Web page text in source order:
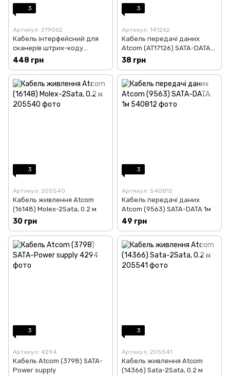
3
Артикул: 219062
Кабель інтерфейсний для
сканерів штрих-коду
Prologix BS-RS232
448 грн
3
Артикул: 141262
Кабель передачі даних
Atcom (AT17126) SATA-DATA
3.0, із застібкою, 50 см,
чорний
38 грн
3
Артикул: 205540
Кабель живлення Atcom
(16148) Molex-2Sata, 0.2 м
30 грн
3
Артикул: 540812
Кабель передачі даних
Atcom (9563) SATA-DATA 1м
49 грн
3
Артикул: 4294
Кабель Atcom (3798) SATA-
Power supply
3
Артикул: 205541
Кабель живлення Atcom
(14366) Sata-2Sata, 0.2 м